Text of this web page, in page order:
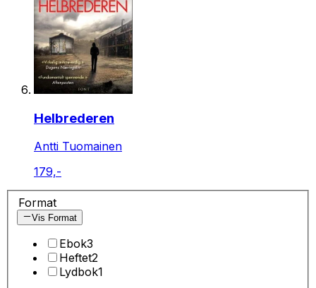
Helbrederen
Antti Tuomainen
179,-
Format
Vis Format
Ebok3
Heftet2
Lydbok1